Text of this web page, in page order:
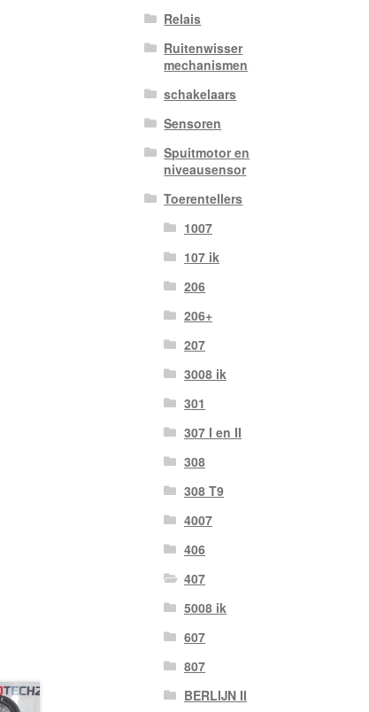
Relais
Ruitenwisser
mechanismen
schakelaars
Sensoren
Spuitmotor en
niveausensor
Toerentellers
1007
107 ik
206
206+
207
3008 ik
301
307 I en II
308
308 T9
4007
406
407
5008 ik
607
807
BERLIJN II